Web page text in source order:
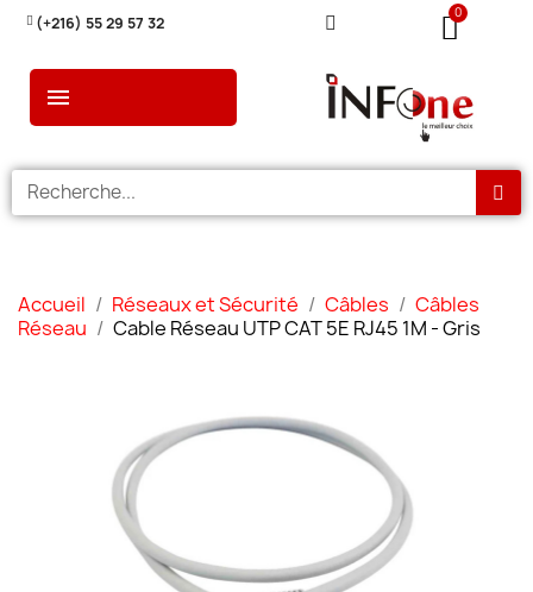
(+216) 55 29 57 32
Accueil Réseaux et Sécurité Câbles
Câbles
Réseau
Cable Réseau UTP CAT 5E RJ45 1M - Gris